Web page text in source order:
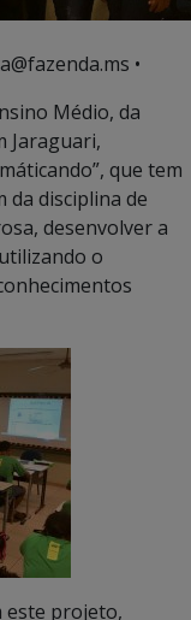
•
Médio, da
Jaraguari,
que tem
disciplina de
desenvolver a
o
este projeto,